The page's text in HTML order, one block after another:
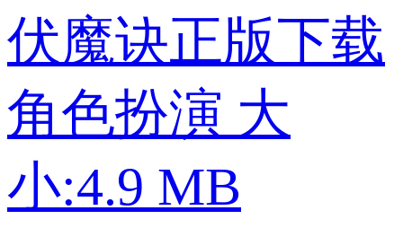
伏魔诀正版下载
角色扮演 大
小:4.9 MB